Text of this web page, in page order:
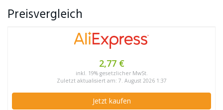
Preisvergleich
2,77 €
inkl. 19% gesetzlicher MwSt.
Zuletzt aktualisiert am: 7. August 2026 1:37
Jetzt kaufen